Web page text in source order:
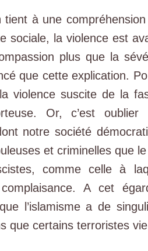
tient à une
sociale, la violence est
plus que la
que cette explication.
violence suscite de la
Or, c’est oublier
notre société
et criminelles que
comme celle à
A cet
l’islamisme a de
que certains terroristes